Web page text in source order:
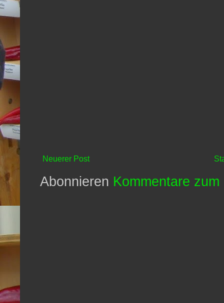
Neuerer Post
Abonnieren Kommentare